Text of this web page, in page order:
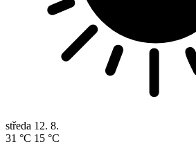
středa 12. 8.
31 °C 15 °C